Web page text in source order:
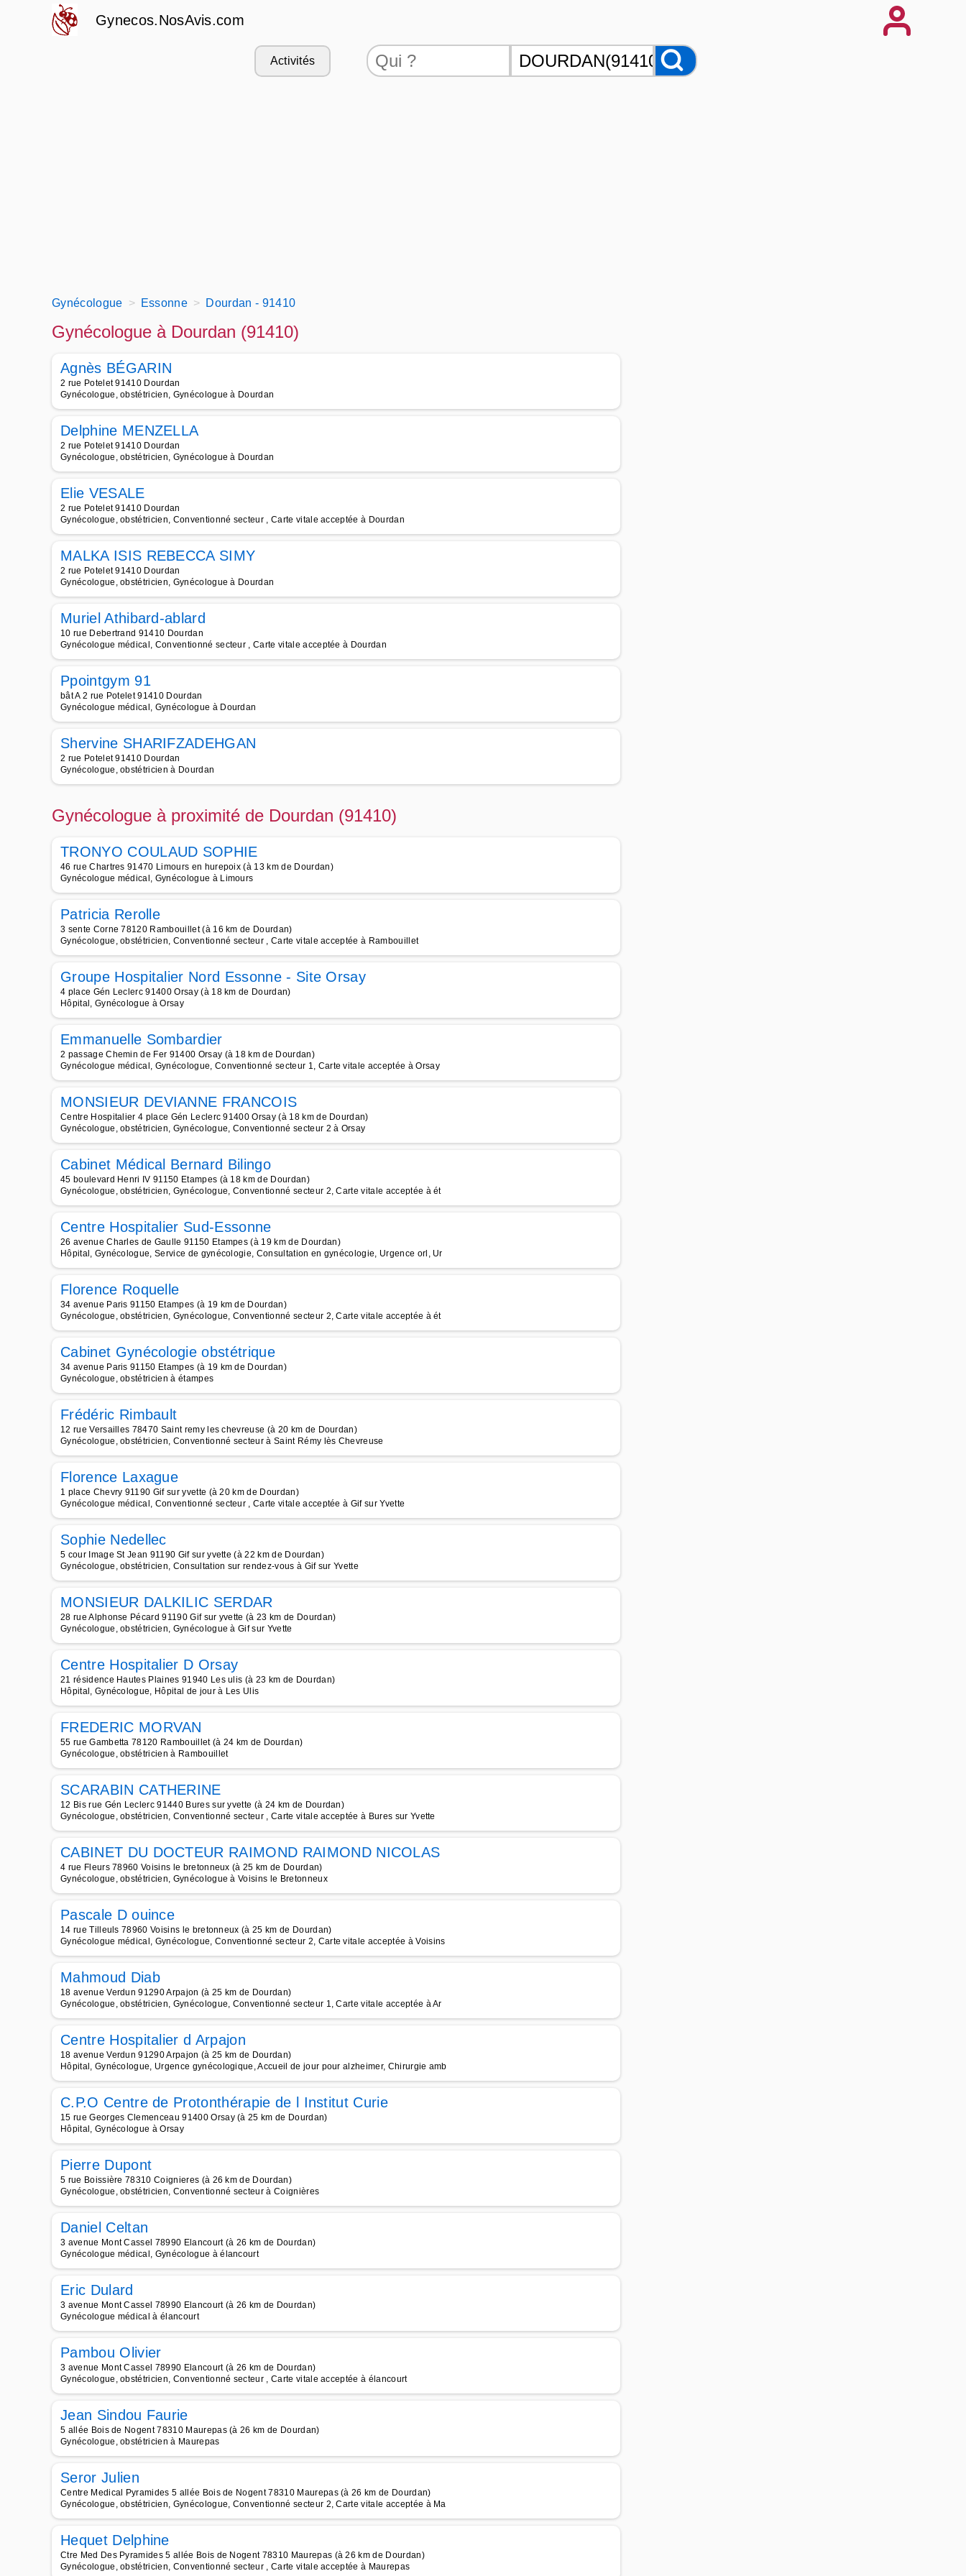
Gynecos.NosAvis.com
Activités
Gynécologue Essonne Dourdan - 91410
Gynécologue à Dourdan (91410)
Agnès BÉGARIN
2 rue Potelet 91410 Dourdan
Gynécologue, obstétricien, Gynécologue à Dourdan
Delphine MENZELLA
2 rue Potelet 91410 Dourdan
Gynécologue, obstétricien, Gynécologue à Dourdan
Elie VESALE
2 rue Potelet 91410 Dourdan
Gynécologue, obstétricien, Conventionné secteur , Carte vitale acceptée à Dourdan
MALKA ISIS REBECCA SIMY
2 rue Potelet 91410 Dourdan
Gynécologue, obstétricien, Gynécologue à Dourdan
Muriel Athibard-ablard
10 rue Debertrand 91410 Dourdan
Gynécologue médical, Conventionné secteur , Carte vitale acceptée à Dourdan
Ppointgym 91
bât A 2 rue Potelet 91410 Dourdan
Gynécologue médical, Gynécologue à Dourdan
Shervine SHARIFZADEHGAN
2 rue Potelet 91410 Dourdan
Gynécologue, obstétricien à Dourdan
Gynécologue à proximité de Dourdan (91410)
TRONYO COULAUD SOPHIE
46 rue Chartres 91470 Limours en hurepoix (à 13 km de Dourdan)
Gynécologue médical, Gynécologue à Limours
Patricia Rerolle
3 sente Corne 78120 Rambouillet (à 16 km de Dourdan)
Gynécologue, obstétricien, Conventionné secteur , Carte vitale acceptée à Rambouillet
Groupe Hospitalier Nord Essonne - Site Orsay
4 place Gén Leclerc 91400 Orsay (à 18 km de Dourdan)
Hôpital, Gynécologue à Orsay
Emmanuelle Sombardier
2 passage Chemin de Fer 91400 Orsay (à 18 km de Dourdan)
Gynécologue médical, Gynécologue, Conventionné secteur 1, Carte vitale acceptée à Orsay
MONSIEUR DEVIANNE FRANCOIS
Centre Hospitalier 4 place Gén Leclerc 91400 Orsay (à 18 km de Dourdan)
Gynécologue, obstétricien, Gynécologue, Conventionné secteur 2 à Orsay
Cabinet Médical Bernard Bilingo
45 boulevard Henri IV 91150 Etampes (à 18 km de Dourdan)
Gynécologue, obstétricien, Gynécologue, Conventionné secteur 2, Carte vitale acceptée à ét
Centre Hospitalier Sud-Essonne
26 avenue Charles de Gaulle 91150 Etampes (à 19 km de Dourdan)
Hôpital, Gynécologue, Service de gynécologie, Consultation en gynécologie, Urgence orl, Ur
Florence Roquelle
34 avenue Paris 91150 Etampes (à 19 km de Dourdan)
Gynécologue, obstétricien, Gynécologue, Conventionné secteur 2, Carte vitale acceptée à ét
Cabinet Gynécologie obstétrique
34 avenue Paris 91150 Etampes (à 19 km de Dourdan)
Gynécologue, obstétricien à étampes
Frédéric Rimbault
12 rue Versailles 78470 Saint remy les chevreuse (à 20 km de Dourdan)
Gynécologue, obstétricien, Conventionné secteur à Saint Rémy lès Chevreuse
Florence Laxague
1 place Chevry 91190 Gif sur yvette (à 20 km de Dourdan)
Gynécologue médical, Conventionné secteur , Carte vitale acceptée à Gif sur Yvette
Sophie Nedellec
5 cour Image St Jean 91190 Gif sur yvette (à 22 km de Dourdan)
Gynécologue, obstétricien, Consultation sur rendez-vous à Gif sur Yvette
MONSIEUR DALKILIC SERDAR
28 rue Alphonse Pécard 91190 Gif sur yvette (à 23 km de Dourdan)
Gynécologue, obstétricien, Gynécologue à Gif sur Yvette
Centre Hospitalier D Orsay
21 résidence Hautes Plaines 91940 Les ulis (à 23 km de Dourdan)
Hôpital, Gynécologue, Hôpital de jour à Les Ulis
FREDERIC MORVAN
55 rue Gambetta 78120 Rambouillet (à 24 km de Dourdan)
Gynécologue, obstétricien à Rambouillet
SCARABIN CATHERINE
12 Bis rue Gén Leclerc 91440 Bures sur yvette (à 24 km de Dourdan)
Gynécologue, obstétricien, Conventionné secteur , Carte vitale acceptée à Bures sur Yvette
CABINET DU DOCTEUR RAIMOND RAIMOND NICOLAS
4 rue Fleurs 78960 Voisins le bretonneux (à 25 km de Dourdan)
Gynécologue, obstétricien, Gynécologue à Voisins le Bretonneux
Pascale D ouince
14 rue Tilleuls 78960 Voisins le bretonneux (à 25 km de Dourdan)
Gynécologue médical, Gynécologue, Conventionné secteur 2, Carte vitale acceptée à Voisins
Mahmoud Diab
18 avenue Verdun 91290 Arpajon (à 25 km de Dourdan)
Gynécologue, obstétricien, Gynécologue, Conventionné secteur 1, Carte vitale acceptée à Ar
Centre Hospitalier d Arpajon
18 avenue Verdun 91290 Arpajon (à 25 km de Dourdan)
Hôpital, Gynécologue, Urgence gynécologique, Accueil de jour pour alzheimer, Chirurgie amb
C.P.O Centre de Protonthérapie de l Institut Curie
15 rue Georges Clemenceau 91400 Orsay (à 25 km de Dourdan)
Hôpital, Gynécologue à Orsay
Pierre Dupont
5 rue Boissière 78310 Coignieres (à 26 km de Dourdan)
Gynécologue, obstétricien, Conventionné secteur à Coignières
Daniel Celtan
3 avenue Mont Cassel 78990 Elancourt (à 26 km de Dourdan)
Gynécologue médical, Gynécologue à élancourt
Eric Dulard
3 avenue Mont Cassel 78990 Elancourt (à 26 km de Dourdan)
Gynécologue médical à élancourt
Pambou Olivier
3 avenue Mont Cassel 78990 Elancourt (à 26 km de Dourdan)
Gynécologue, obstétricien, Conventionné secteur , Carte vitale acceptée à élancourt
Jean Sindou Faurie
5 allée Bois de Nogent 78310 Maurepas (à 26 km de Dourdan)
Gynécologue, obstétricien à Maurepas
Seror Julien
Centre Medical Pyramides 5 allée Bois de Nogent 78310 Maurepas (à 26 km de Dourdan)
Gynécologue, obstétricien, Gynécologue, Conventionné secteur 2, Carte vitale acceptée à Ma
Hequet Delphine
Ctre Med Des Pyramides 5 allée Bois de Nogent 78310 Maurepas (à 26 km de Dourdan)
Gynécologue, obstétricien, Conventionné secteur , Carte vitale acceptée à Maurepas